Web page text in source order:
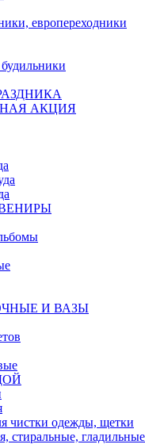
европереходники
АКЦИЯ
И ВАЗЫ
чистки одежды, щетки
стиральные,